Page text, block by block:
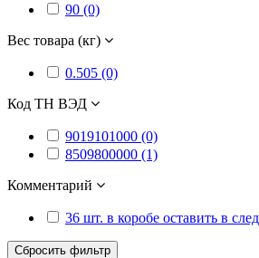
90 (0)
Вес товара (кг)
0.505 (0)
Код ТН ВЭД
9019101000 (0)
8509800000 (1)
Комментарий
36 шт. в коробе оставить в
Сбросить фильтр